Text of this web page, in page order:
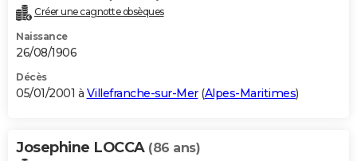
Créer une cagnotte obsèques
Naissance
26/08/1906
Décès
05/01/2001 à Villefranche-sur-Mer(Alpes-Maritimes)
Josephine LOCCA (86 ans)